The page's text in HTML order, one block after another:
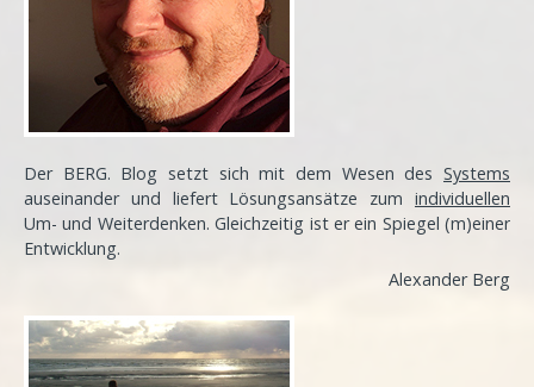
Der BERG. Blog setzt sich mit dem Wesen des Systems
auseinander und liefert Lösungsansätze zum individuellen
Um- und Weiterdenken. Gleichzeitig ist er ein Spiegel (m)einer
Entwicklung.
Alexander Berg